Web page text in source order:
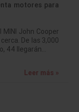
motores para
John Cooper
De las 3,000
44 llegarán…
Leer más »